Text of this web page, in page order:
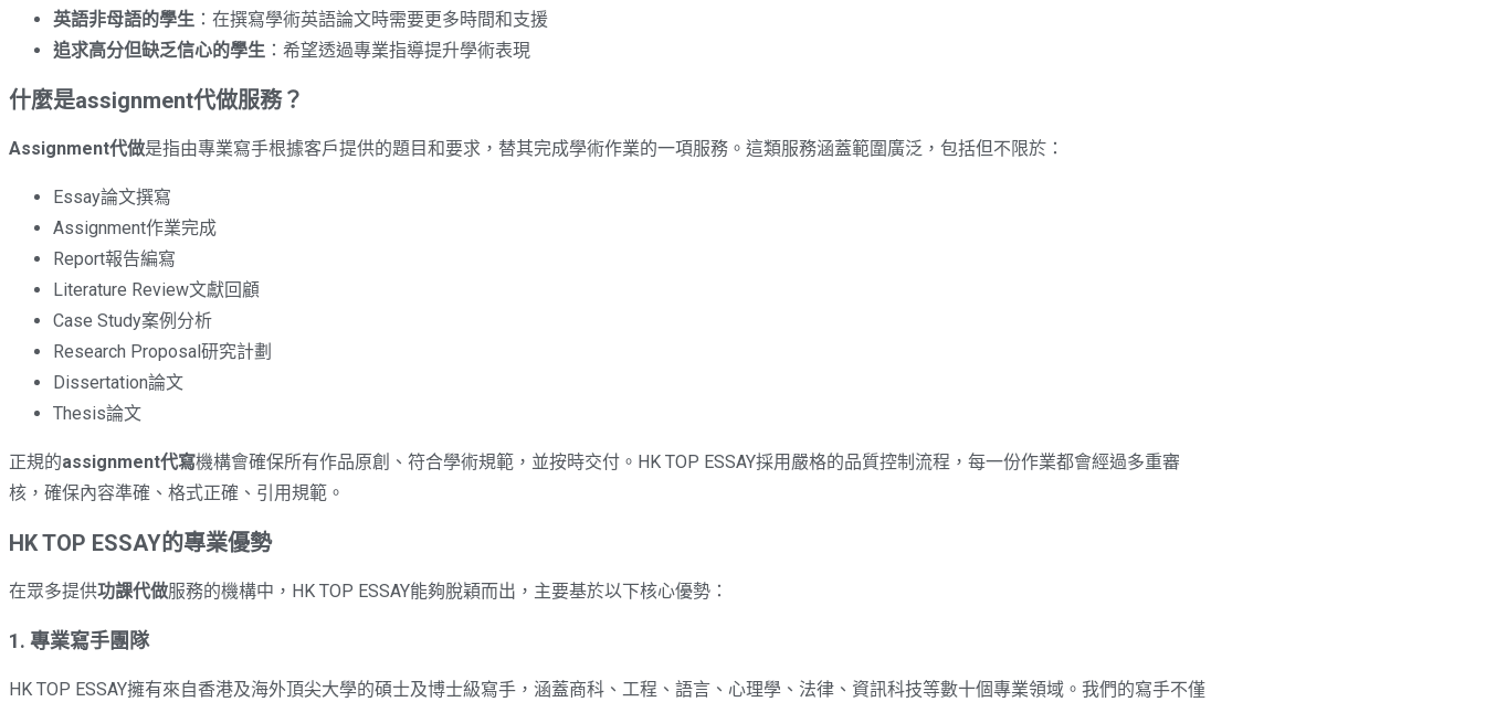
英語非母語的學生 ：在撰寫學術英語論文時需要更多時間和支援
追求高分但缺乏信心的學生 ：希望透過專業指導提升學術表現
什麼是assignment代做服務？
Assignment代做是指由專業寫手根據客戶提供的題目和要求，替其完成學術作業的一項服務。這類服務涵蓋範圍廣泛，包括但不限於：
Essay論文撰寫
Assignment作業完成
Report報告編寫
Literature Review文獻回顧
Case Study案例分析
Research Proposal研究計劃
Dissertation論文
Thesis論文
正規的assignment代寫機構會確保所有作品原創、符合學術規範，並按時交付。HK TOP ESSAY採用嚴格的品質控制流程，每一份作業都會經過多重審
核，確保內容準確、格式正確、引用規範。
HK TOP ESSAY的專業優勢
在眾多提供功課代做服務的機構中，HK TOP ESSAY能夠脫穎而出，主要基於以下核心優勢：
1. 專業寫手團隊
HK TOP ESSAY擁有來自香港及海外頂尖大學的碩士及博士級寫手，涵蓋商科、工程、語言、心理學、法律、資訊科技等數十個專業領域。我們的寫手不僅